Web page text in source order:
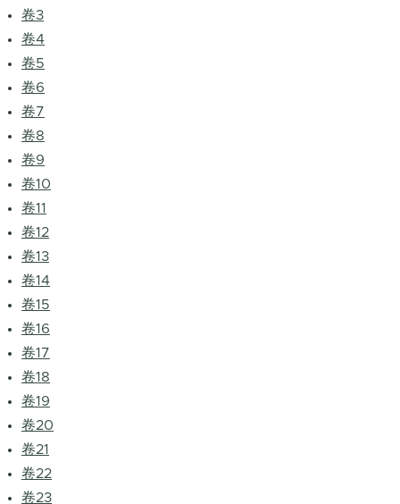
卷3
卷4
卷5
卷6
卷7
卷8
卷9
卷10
卷11
卷12
卷13
卷14
卷15
卷16
卷17
卷18
卷19
卷20
卷21
卷22
卷23